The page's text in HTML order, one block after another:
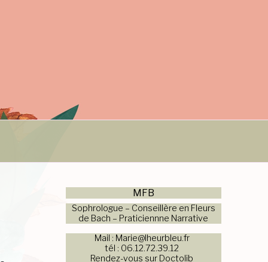
MFB
Sophrologue – Conseillère en Fleurs
de Bach – Praticiennne Narrative
Mail : Marie@lheurbleu.fr
tél : 06.12.72.39.12
Rendez-vous sur Doctolib